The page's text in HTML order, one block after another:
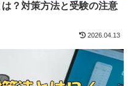
？対策方法と受験の注意
2026.04.13